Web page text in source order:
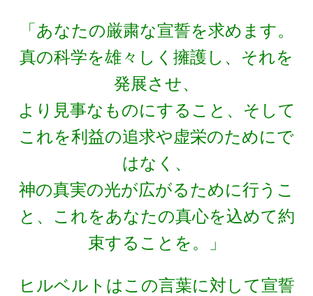
E・W・モーリー
【アメリカで稀代の実験家が光速度
に関する事実を実験検証】
F・W・マイスナー
【ベルリン生まれの物理学者｜磁性を使って超
電導現象を説明】
「あなたの厳粛な宣誓を求めます。
真の科学を雄々しく擁護し、それを
発展させ、
より見事なものにすること、そして
これを利益の追求や虚栄のためにで
はなく、
神の真実の光が広がるために行うこ
と、これをあなたの真心を込めて約
束することを。」
ヒルベルトはこの言葉に対して宣誓